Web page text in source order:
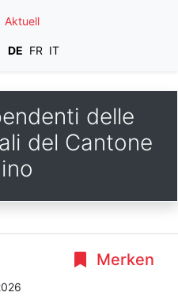
Aktuell
DE FR IT
delle
del Cantone
Merken